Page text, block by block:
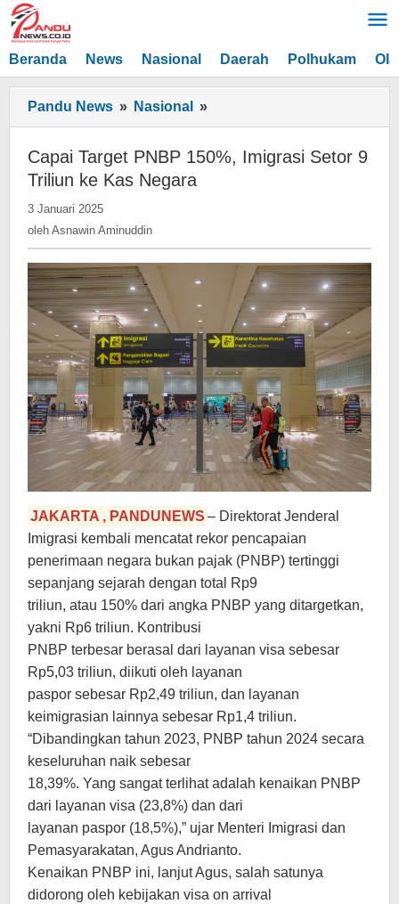
Lewati
ke
konten
Beranda News Nasional Daerah Polhukam
Pandu News » Nasional »
Target
PNBP
150%,
Negara
Capai Target PNBP 150%, Imigrasi Setor 9
Triliun ke Kas Negara
3 Januari 2025
Asnawin
oleh Asnawin Aminuddin
JAKARTA , PANDUNEWS – Direktorat Jenderal
Imigrasi kembali mencatat rekor pencapaian
penerimaan negara bukan pajak (PNBP) tertinggi
sepanjang sejarah dengan total Rp9
triliun, atau 150% dari angka PNBP yang ditargetkan,
yakni Rp6 triliun. Kontribusi
PNBP terbesar berasal dari layanan visa sebesar
Rp5,03 triliun, diikuti oleh layanan
paspor sebesar Rp2,49 triliun, dan layanan
keimigrasian lainnya sebesar Rp1,4 triliun.
“Dibandingkan tahun 2023, PNBP tahun 2024 secara
keseluruhan naik sebesar
18,39%. Yang sangat terlihat adalah kenaikan PNBP
dari layanan visa (23,8%) dan dari
layanan paspor (18,5%),” ujar Menteri Imigrasi dan
Pemasyarakatan, Agus Andrianto.
Kenaikan PNBP ini, lanjut Agus, salah satunya
didorong oleh kebijakan visa on arrival